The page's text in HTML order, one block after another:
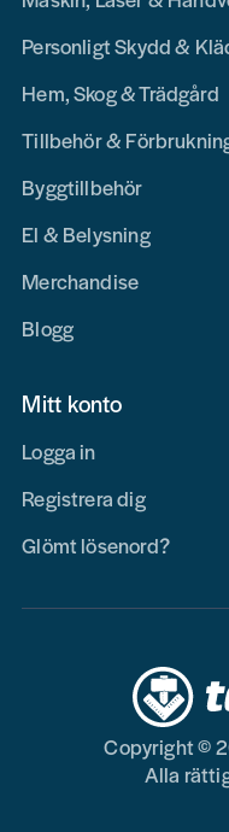
Personligt Skydd &
Hem, Skog & Trädgård
Tillbehör &
Byggtillbehör
El & Belysning
Merchandise
Blogg
Mitt konto
Logga in
Registrera dig
Glömt lösenord?
Copyright ©
Alla